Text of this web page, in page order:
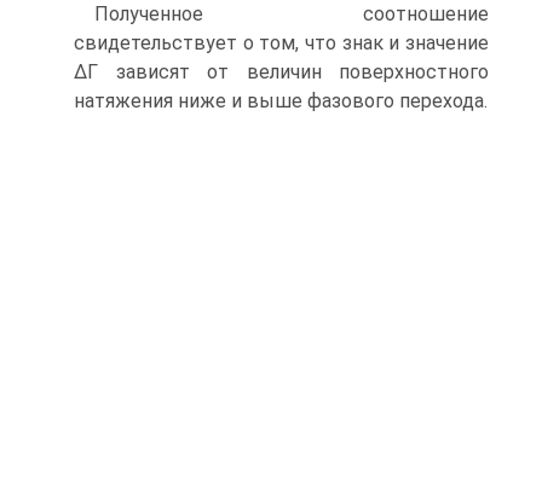
Полученное соотношение
свидетельствует о том, что знак и значение
ΔΓ зависят от величин поверхностного
натяжения ниже и выше фазового пе­рехода.